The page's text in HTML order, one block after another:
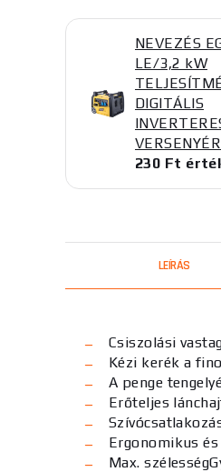
NEVEZÉS
LE/3,2 kW
DIGITÁLIS
230 Ft
LEÍRÁS
Csiszolási
Kézi kerék a
A penge
Erőteljes
Ergonomikus
Max. szélesség